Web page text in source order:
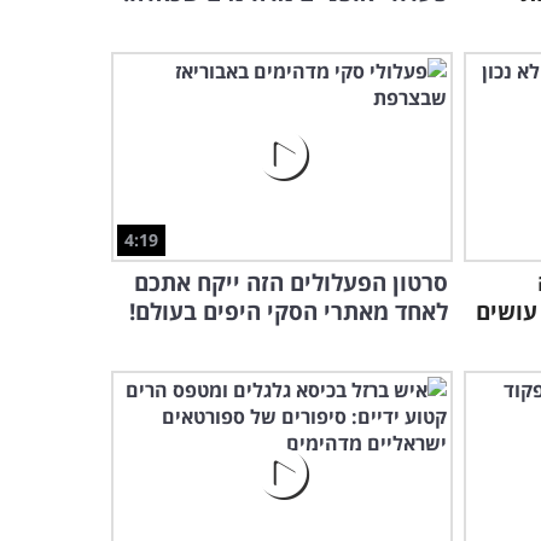
4:19
סרטון הפעלולים הזה ייקח אתכם
לאחד מאתרי הסקי היפים בעולם!